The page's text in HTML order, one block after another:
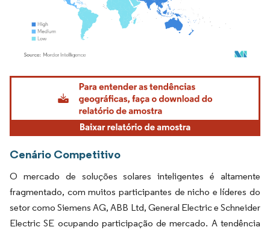
Imagem © Mordor Intelligence. O reuso requer atribuição conforme CC BY 4.0.
Cenário Competitivo
O mercado de soluções solares inteligentes é altamente
fragmentado, com muitos participantes de nicho e líderes do
setor como Siemens AG, ABB Ltd, General Electric e Schneider
Electric SE ocupando participação de mercado. A tendência